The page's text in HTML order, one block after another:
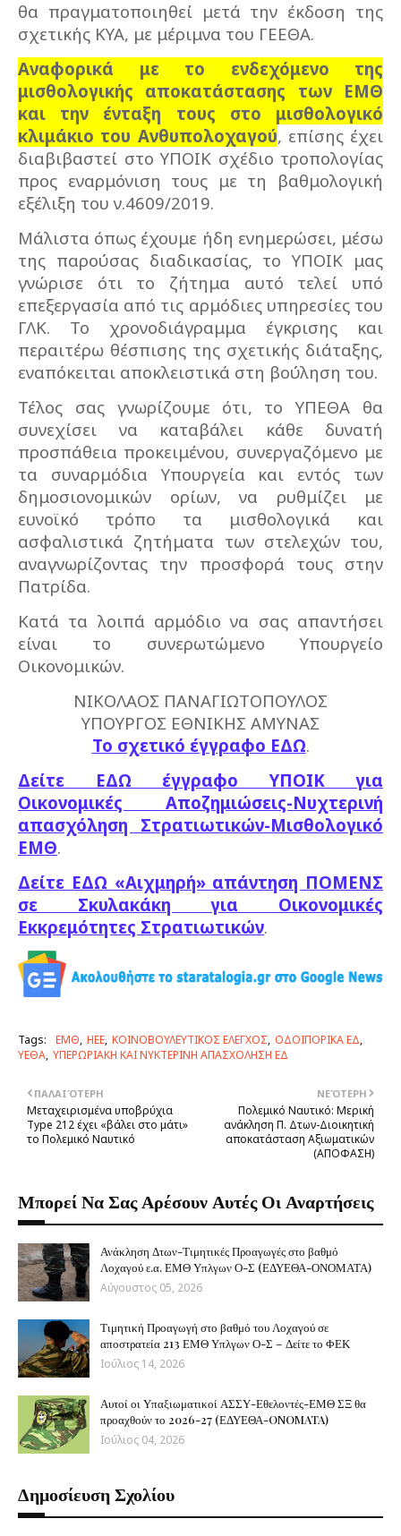
θα πραγματοποιηθεί μετά την έκδοση της
σχετικής ΚΥΑ, με μέριμνα του ΓΕΕΘΑ.
Αναφορικά με το ενδεχόμενο της
μισθολογικής αποκατάστασης των ΕΜΘ
και την ένταξη τους στο μισθολογικό
κλιμάκιο του Ανθυπολοχαγού, επίσης έχει
διαβιβαστεί στο ΥΠΟΙΚ σχέδιο τροπολογίας
προς εναρμόνιση τους με τη βαθμολογική
εξέλιξη του ν.4609/2019.
Μάλιστα όπως έχουμε ήδη ενημερώσει, μέσω
της παρούσας διαδικασίας, το ΥΠΟΙΚ μας
γνώρισε ότι το ζήτημα αυτό τελεί υπό
επεξεργασία από τις αρμόδιες υπηρεσίες του
ΓΛΚ. Το χρονοδιάγραμμα έγκρισης και
περαιτέρω θέσπισης της σχετικής διάταξης,
εναπόκειται αποκλειστικά στη βούληση του.
Τέλος σας γνωρίζουμε ότι, το ΥΠΕΘΑ θα
συνεχίσει να καταβάλει κάθε δυνατή
προσπάθεια προκειμένου, συνεργαζόμενο με
τα συναρμόδια Υπουργεία και εντός των
δημοσιονομικών ορίων, να ρυθμίζει με
ευνοϊκό τρόπο τα μισθολογικά και
ασφαλιστικά ζητήματα των στελεχών του,
αναγνωρίζοντας την προσφορά τους στην
Πατρίδα.
Κατά τα λοιπά αρμόδιο να σας απαντήσει
είναι το συνερωτώμενο Υπουργείο
Οικονομικών.
ΝΙΚΟΛΑΟΣ ΠΑΝΑΓΙΩΤΟΠΟΥΛΟΣ
ΥΠΟΥΡΓΟΣ ΕΘΝΙΚΗΣ ΑΜΥΝΑΣ
Το σχετικό έγγραφο ΕΔΩ.
Δείτε ΕΔΩ έγγραφο ΥΠΟΙΚ για
Οικονομικές Αποζημιώσεις-Νυχτερινή
απασχόληση Στρατιωτικών-Μισθολογικό
ΕΜΘ.
Δείτε ΕΔΩ «Αιχμηρή» απάντηση ΠΟΜΕΝΣ
σε Σκυλακάκη για Οικονομικές
Εκκρεμότητες Στρατιωτικών.
Tags: ΕΜΘ ΗΕΕ ΚΟΙΝΟΒΟΥΛΕΥΤΙΚΟΣ ΕΛΕΓΧΟΣ ΟΔΟΙΠΟΡΙΚΑ ΕΔ
ΥΕΘΑ ΥΠΕΡΩΡΙΑΚΗ ΚΑΙ ΝΥΚΤΕΡΙΝΗ ΑΠΑΣΧΟΛΗΣΗ ΕΔ
ΝΕΌΤΕΡΗ
Πολεμικό Ναυτικό: Μερική
ανάκληση Π. Δτων-Διοικητική
αποκατάσταση Αξιωματικών
(ΑΠΟΦΑΣΗ)
ΠΑΛΑΙΌΤΕΡΗ
Μεταχειρισμένα υποβρύχια
Type 212 έχει «βάλει στο μάτι»
το Πολεμικό Ναυτικό
Μπορεί Να Σας Αρέσουν Αυτές Οι Αναρτήσεις
Ανάκληση Δτων-Τιμητικές Προαγωγές στο βαθμό
Λοχαγού ε.α. ΕΜΘ Υπλγων Ο-Σ (ΕΔΥΕΘΑ-ΟΝΟΜΑΤΑ)
Αύγουστος 05, 2026
Τιμητική Προαγωγή στο βαθμό του Λοχαγού σε
αποστρατεία 213 ΕΜΘ Υπλγων Ο-Σ – Δείτε το ΦΕΚ
Ιούλιος 14, 2026
Αυτοί οι Υπαξιωματικοί ΑΣΣΥ-Εθελοντές-ΕΜΘ ΣΞ θα
προαχθούν το 2026-27 (ΕΔΥΕΘΑ-ONOMATA)
Ιούλιος 04, 2026
Δημοσίευση Σχολίου